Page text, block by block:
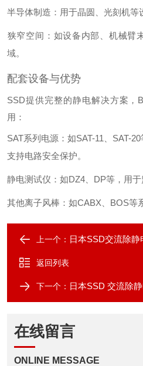
半导体制造 ：用于晶圆、光刻机等
狭窄空间 ：如设备内部、机械臂
域。
配套设备与优势
SSD提供完整的静电解决方案，
用：
SAT系列电源 ：如SAT-11、SAT-
支持电路安全保护。
静电测试仪 ：如DZ4、DP等，用
其他离子风棒 ：如CABX、BOS等
上一个： 日本SSD交流除
返回列表
下一个： 日本SSD 交流除静
在线留言
ONLINE MESSAGE